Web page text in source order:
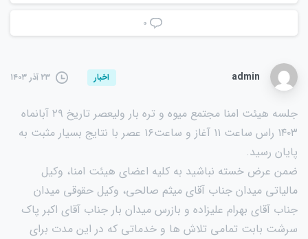
۰
admin اخبار ۲۳ آذر ۱۴۰۳
جلسه هیئت امنا مجتمع میوه و تره بار ولیعصر تاریخ ۲۹ آبانماه
۱۴۰۳ راس ساعت ۱۱ آغاز و ساعت۱۶ عصر با نتایج بسیار مثبت به
پایان رسید.
ضمن عرض خسته نباشید به کلیه اعضای هیئت امنا، وکیل
مالیاتی میدان جناب آقای میثم صالحی، وکیل حقوقی میدان
جناب آقای بهرام علیزاده و بازرس میدان بار جناب آقای اکبر پاک
سرشت بابت تمامی تلاش ها و خدماتی که در این مدت برای